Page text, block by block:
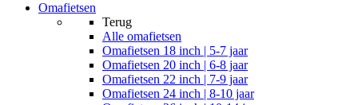
Omafietsen
Terug
Alle omafietsen
Omafietsen 18 inch | 5-7 jaar
Omafietsen 20 inch | 6-8 jaar
Omafietsen 22 inch | 7-9 jaar
Omafietsen 24 inch | 8-10 jaar